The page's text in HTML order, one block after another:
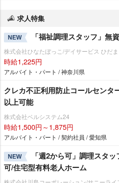
求人特集
NEW 「福祉調理スタッフ」無
株式会社ひなたぼっこ/デイサービス ひだま
時給1,225円
アルバイト・パート / 神奈川県
クレカ不正利用防止コールセンタ
以上可能
株式会社ベルシステム24
時給1,500円～1,875円
アルバイト・パート / 契約社員 / 愛知県
NEW
「週2から可」調理スタ
可/住宅型有料老人ホーム